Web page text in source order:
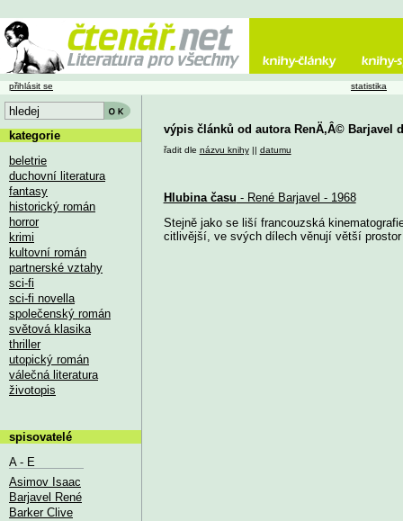
výpis článků od autora RenÄ‚Â© Barjavel
řadit dle názvu knihy|| datumu
Hlubina času - René Barjavel - 1968
Stejně jako se liší francouzská
citlivější, ve svých dílech věnují větší
přihlásit se statistika
kategorie
beletrie
duchovní literatura
fantasy
historický román
horror
krimi
kultovní román
partnerské vztahy
sci-fi
sci-fi novella
společenský román
světová klasika
thriller
utopický román
válečná literatura
životopis
spisovatelé
A - E
Asimov Isaac
Barjavel René
Barker Clive